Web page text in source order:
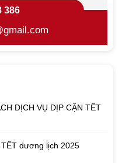
386
DỊCH VỤ DỊP CẬN TẾT
dương lịch 2025